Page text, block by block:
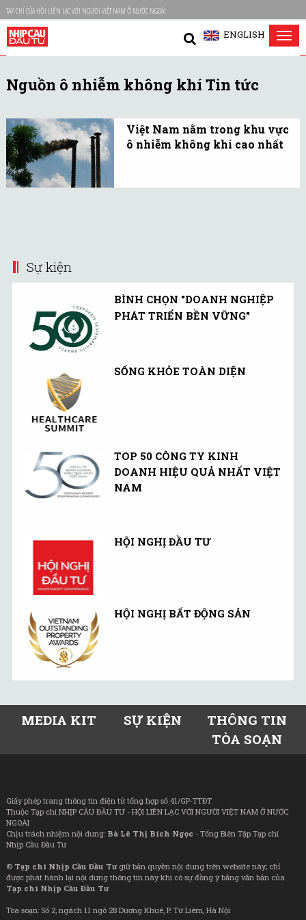
TẠP CHÍ CỦA HỘI LIÊN LẠC VỚI NGƯỜI VIỆT NAM Ở NƯỚC NGOÀI
ENGLISH
Nguồn ô nhiễm không khí Tin tức
Việt Nam nằm trong khu vực
ô nhiễm không khí cao nhất
Sự kiện
BÌNH CHỌN "DOANH NGHIỆP
PHÁT TRIỂN BỀN VỮNG"
SỐNG KHỎE TOÀN DIỆN
TOP 50 CÔNG TY KINH
DOANH HIỆU QUẢ NHẤT VIỆT
NAM
HỘI NGHỊ ĐẦU TƯ
HỘI NGHỊ BẤT ĐỘNG SẢN
MEDIA KIT SỰ KIỆN
THÔNG TIN
TÒA SOẠN
Giấy phép trang thông tin điện tử tổng hợp số 41/GP-TTĐT
Thuộc Tạp chí NHỊP CẦU ĐẦU TƯ - HỘI LIÊN LẠC VỚI NGƯỜI VIỆT NAM Ở NƯỚC
NGOÀI
Chịu trách nhiệm nội dung: Bà Lê Thị Bích Ngọc - Tổng Biên Tập Tạp chí
Nhịp Cầu Đầu Tư
© Tạp chí Nhịp Cầu Đầu Tưgiữ bản quyền nội dung trên website này; chỉ
được phát hành lại nội dung thông tin này khi có sự đồng ý bằng văn bản của
Tạp chí Nhịp Cầu Đầu Tư
Tòa soạn: Số 2, ngách 11 ngõ 28 Dương Khuê, P. Từ Liêm, Hà Nội